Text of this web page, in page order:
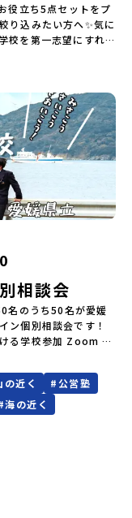
めとした、教育事業
称：一般財団法人地
年3月代表者：岩本
丁目25-6 みらい
問い合わせ先担
ためし地域留学体
中！ぜひご登録くだ
じめての一人旅だ
んな保護者様の不安
が直接お答えしま
自宅からリラックス
確認ください・参加
だく前に、「お申し
す。ご確認くださ
いただいた方の中か
お申し込み時に記入い
ル」をお送りいたし
認フォーム」に３日
って参加確定とさせ
にご回答いただけな
いただきます。登録
地域みらい留学公式
定をしていると、通
合は、
う設定をお願いいた
答えしておりません
お申込はお一人様1回
さい。申込後の内容
スの入力間違いにご
2～4名程度)で宿泊
いて個別の詳細なア
ざいます。対応が必
取消や急遽参加でき
代*以下の費用は参加
通費・お土産代や自
数】最大10名（お申
定】お申し込み多数
ご連絡いたします。
6月22日(月) 12：00
し地域留学」ステッ
たい方や、お申し込
ン配信を行います。
のステップをご活用く
アーカイブ動画を公開
い方へ〜日本全国20
域留学」の全体像や
一人での参加にあた
務局のサポート体
ご自宅からお気軽に
る]YouTube：
容をもっと知りした
ムで何をするの？」
詳細配信です。2泊3
6月10日(水) 19：
詳細解説、質疑応答紹
標津町/岩手県八幡
1時間でぎゅっとお届
064069お気
？」「どんな体験が
のみなさんの素朴な
での質問も可能です
役立ち5点セットをプ
り込みたい方へ✨気に
校を第一志望にすれ
から申し込めばい
んな疑問を持ちなが
はないでしょうか。
す。「とりあえず気
順を整理しておくこ
ます。このイベント
に向けて、志望順の
まで、まるごとお伝
はどうやって考えれば
の申し込み方・参加
までに何をすればい
おすすめ現地訪問し
ていないオープンス
わからない夏休みに
子どもとどんな視点で
対象者現地訪問を検
程度しぼりつつある
！この夏を逃すとオ
へ行くことができる
イクオフでの参加も
ントが終わる頃に
込もう」と、次の一
地訪問の前に、ぜひ
相談会
名のうち50名が愛媛
ン個別相談会です！
る学校参加 Zoom ミ
もし良
の近く #公営塾
海の近く